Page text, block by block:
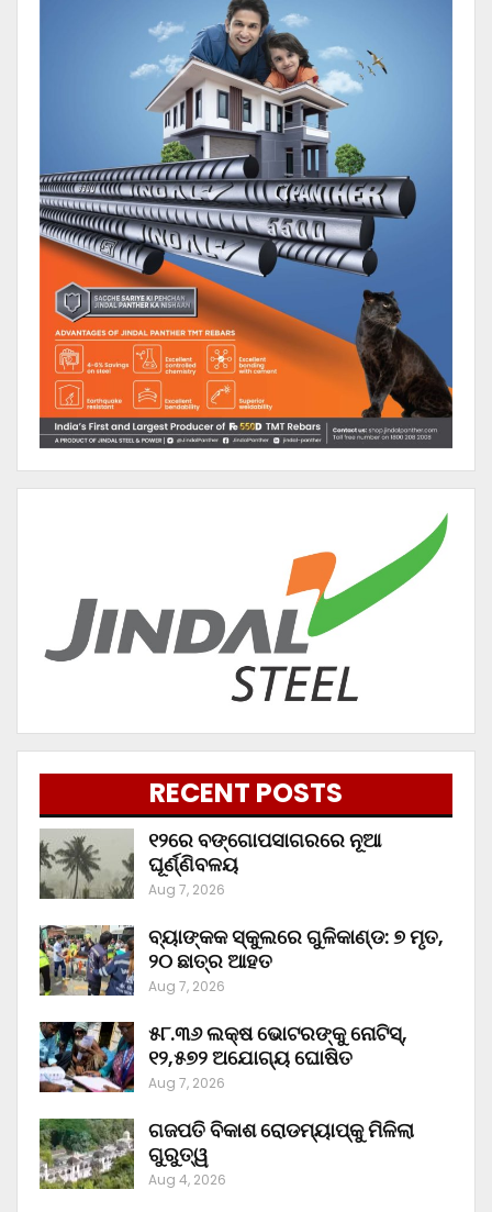
RECENT POSTS
୧୨ରେ ବଙ୍ଗୋପସାଗରରେ ନୂଆ
ଘୂର୍ଣ୍ଣିବଳୟ
Aug 7, 2026
ବ୍ୟାଙ୍କକ ସ୍କୁଲରେ ଗୁଳିକାଣ୍ଡ: ୭ ମୃତ,
୨୦ ଛାତ୍ର ଆହତ
Aug 7, 2026
୫୮.୩୬ ଲକ୍ଷ ଭୋଟରଙ୍କୁ ନୋଟିସ୍‌,
୧୨,୫୭୨ ଅଯୋଗ୍ୟ ଘୋଷିତ
Aug 7, 2026
ଗଜପତି ବିକାଶ ରୋଡମ୍ୟାପ୍‌କୁ ମିଳିଲା
ଗୁରୁତ୍ୱ
Aug 4, 2026